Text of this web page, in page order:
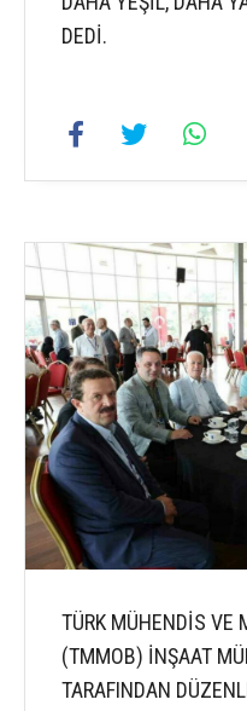
DEDİ.
TÜRK MÜHENDİS VE
(TMMOB) İNŞAAT
TARAFINDAN